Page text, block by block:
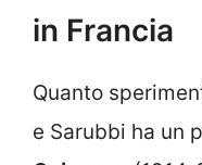
in Francia
Quanto
e Sarubbi ha un